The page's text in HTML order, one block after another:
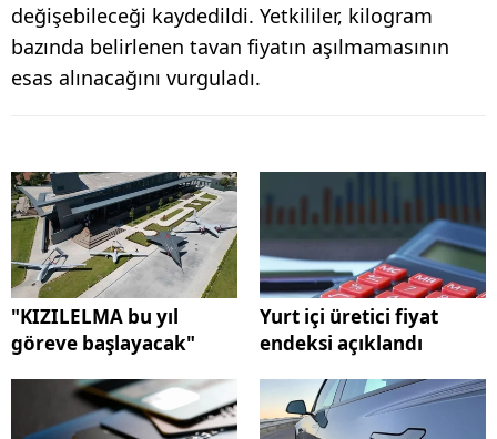
değişebileceği kaydedildi. Yetkililer, kilogram
bazında belirlenen tavan fiyatın aşılmamasının
esas alınacağını vurguladı.
"KIZILELMA bu yıl
göreve başlayacak"
Yurt içi üretici fiyat
endeksi açıklandı